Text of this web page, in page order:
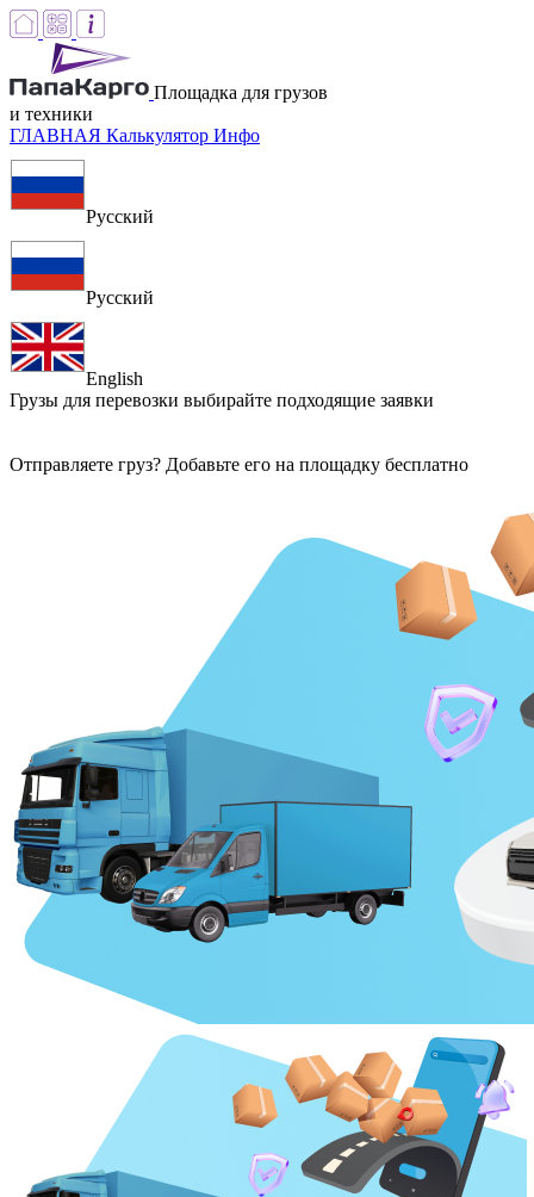
Площадка для грузов
и техники
ГЛАВНАЯ Калькулятор Инфо
Русский
Русский
English
Грузы для перевозки выбирайте подходящие заявки
Отправляете груз? Добавьте его на площадку бесплатно